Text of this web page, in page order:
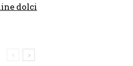
dolci